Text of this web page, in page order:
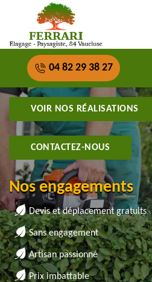
04 82 29 38 27
VOIR NOS RÉALISATIONS
CONTACTEZ-NOUS
Nos engagements
Devis et déplacement gratuits
Sans engagement
Artisan passionné
Prix imbattable